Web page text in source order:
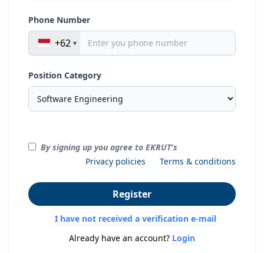
Phone Number
+62
Position Category
By signing up you agree to EKRUT's
Privacy policies
Terms & conditions
Register
I have not received a verification e-mail
Already have an account? Login